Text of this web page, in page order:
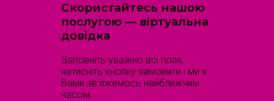
Скористайтесь нашою
послугою — віртуальна
довідка
Заповніть уважно всі поля,
натисніть кнопку замовити і ми з
Вами зв'яжемось найближчим
часом.